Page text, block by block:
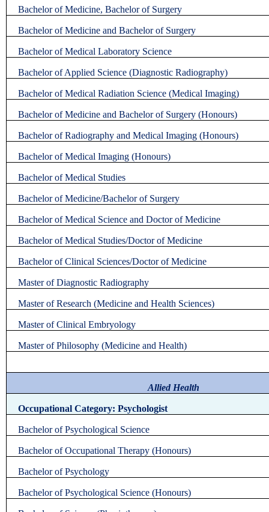
Bachelor of Medicine, Bachelor of Surgery
Bachelor of Medicine and Bachelor of Surgery
Bachelor of Medical Laboratory Science
Bachelor of Applied Science (Diagnostic Radiography)
Bachelor of Medical Radiation Science (Medical Imaging)
Bachelor of Medicine and Bachelor of Surgery (Honours)
Bachelor of Radiography and Medical Imaging (Honours)
Bachelor of Medical Imaging (Honours)
Bachelor of Medical Studies
Bachelor of Medicine/Bachelor of Surgery
Bachelor of Medical Science and Doctor of Medicine
Bachelor of Medical Studies/Doctor of Medicine
Bachelor of Clinical Sciences/Doctor of Medicine
Master of Diagnostic Radiography
Master of Research (Medicine and Health Sciences)
Master of Clinical Embryology
Master of Philosophy (Medicine and Health)
Allied Health
Occupational Category: Psychologist
Bachelor of Psychological Science
Bachelor of Occupational Therapy (Honours)
Bachelor of Psychology
Bachelor of Psychological Science (Honours)